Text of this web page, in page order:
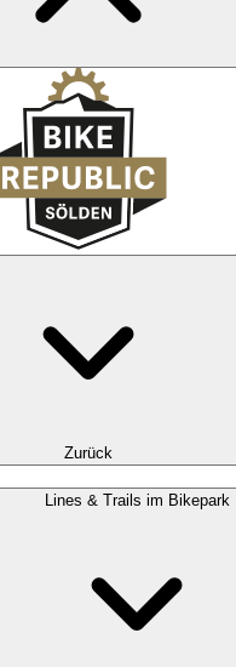
Zurück
Lines & Trails im Bikepark